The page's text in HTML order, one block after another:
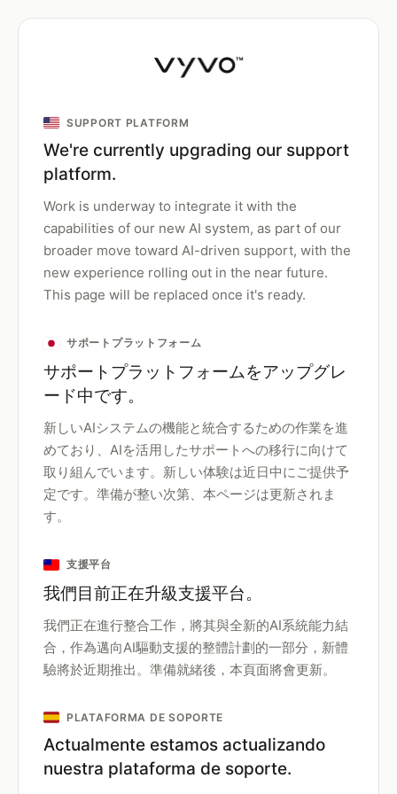
SUPPORT PLATFORM
We're currently upgrading our support
platform.
Work is underway to integrate it with the
capabilities of our new AI system, as part of our
broader move toward AI-driven support, with the
new experience rolling out in the near future.
This page will be replaced once it's ready.
サポートプラットフォーム
サポートプラットフォームをアップグレ
ード中です。
新しいAIシステムの機能と統合するための作業を進
めており、AIを活用したサポートへの移行に向けて
取り組んでいます。新しい体験は近日中にご提供予
定です。準備が整い次第、本ページは更新されま
す。
支援平台
我們目前正在升級支援平台。
我們正在進行整合工作，將其與全新的AI系統能力結
合，作為邁向AI驅動支援的整體計劃的一部分，新體
驗將於近期推出。準備就緒後，本頁面將會更新。
PLATAFORMA DE SOPORTE
Actualmente estamos actualizando
nuestra plataforma de soporte.